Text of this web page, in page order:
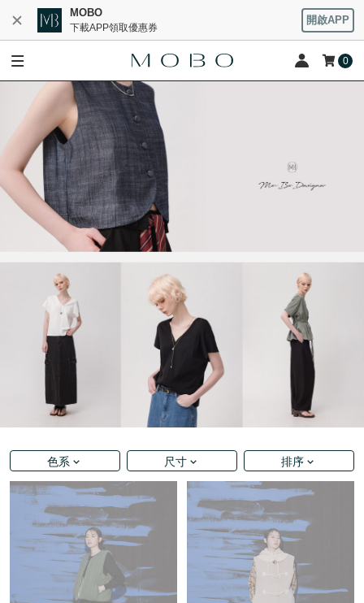
MOBO
下載APP領取優惠券
開啟APP
0
色系 尺寸 排序